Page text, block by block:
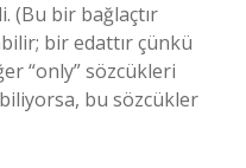
(Bu bir bağlaçtır
bir edattır çünkü
“only” sözcükleri
bu sözcükler